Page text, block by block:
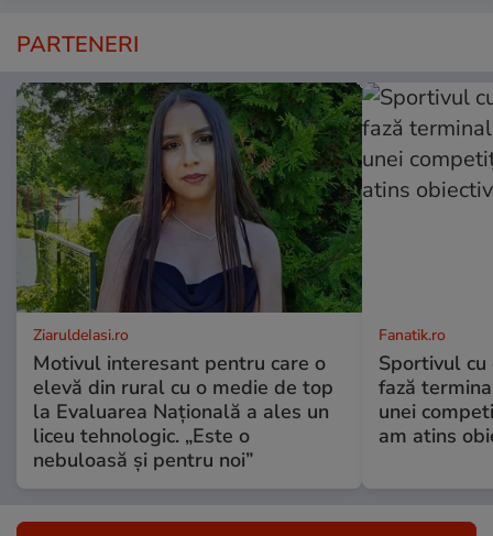
PARTENERI
ZiaruldeIasi.ro
Motivul interesant pentru care o
elevă din rural cu o medie de top
la Evaluarea Națională a ales un
liceu tehnologic. „Este o
nebuloasă și pentru noi”
Fanatik.ro
Sportivul cu
fază
unei
am atins